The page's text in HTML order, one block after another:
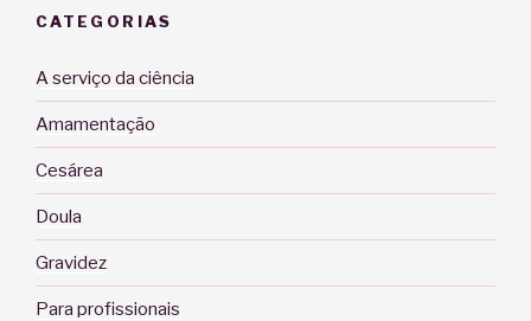
CATEGORIAS
A serviço da ciência
Amamentação
Cesárea
Doula
Gravidez
Para profissionais